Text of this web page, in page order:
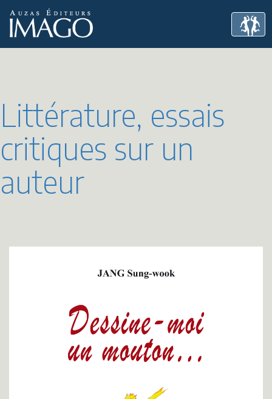
Littérature, essais
critiques sur un
auteur